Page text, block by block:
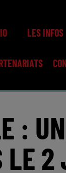
LES INFOS
:
LE 2